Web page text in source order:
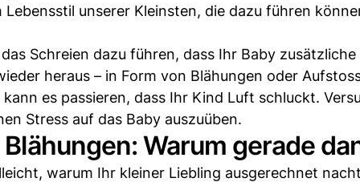
Lebensstil unserer Kleinsten, die dazu führen
Schreien dazu führen, dass Ihr Baby
heraus – in Form von Blähungen oder
es passieren, dass Ihr Kind Luft schluckt.
Stress auf das Baby auszuüben.
Warum gerade
warum Ihr kleiner Liebling ausgerechnet